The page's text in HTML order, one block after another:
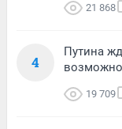
21 868
4
Путина
19 709